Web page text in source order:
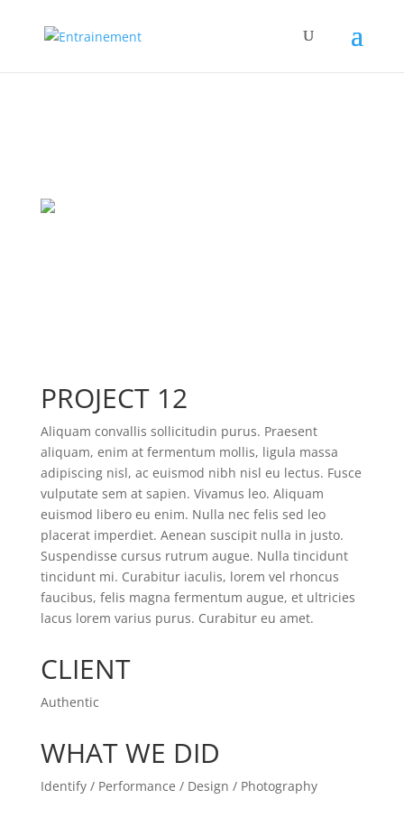
PROJECT 12
Aliquam convallis sollicitudin purus. Praesent
aliquam, enim at fermentum mollis, ligula massa
adipiscing nisl, ac euismod nibh nisl eu lectus. Fusce
vulputate sem at sapien. Vivamus leo. Aliquam
euismod libero eu enim. Nulla nec felis sed leo
placerat imperdiet. Aenean suscipit nulla in justo.
Suspendisse cursus rutrum augue. Nulla tincidunt
tincidunt mi. Curabitur iaculis, lorem vel rhoncus
faucibus, felis magna fermentum augue, et ultricies
lacus lorem varius purus. Curabitur eu amet.
CLIENT
Authentic
WHAT WE DID
Identify / Performance / Design / Photography